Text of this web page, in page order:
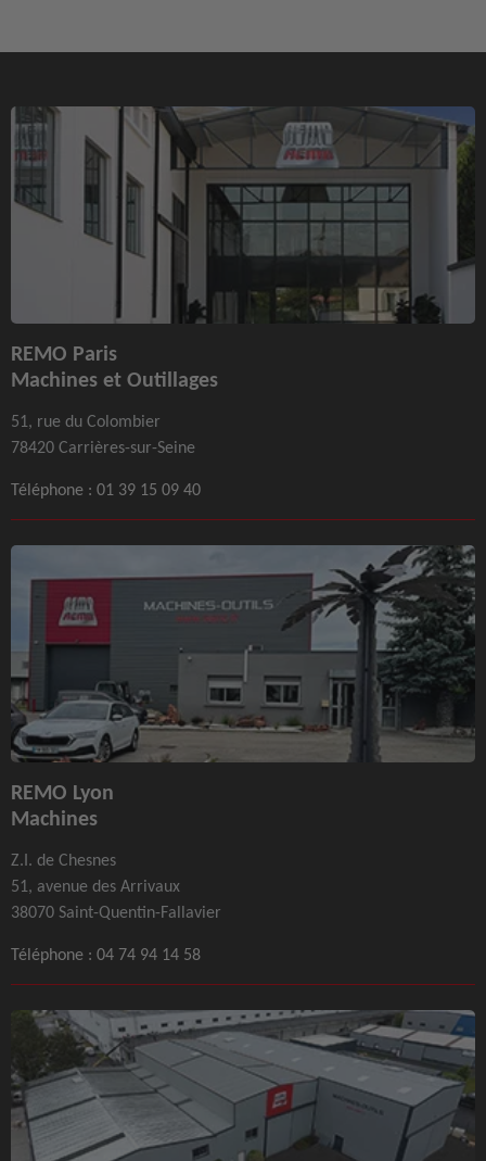
REMO Paris
Machines et Outillages
51, rue du Colombier
78420 Carrières-sur-Seine
Téléphone : 01 39 15 09 40
REMO Lyon
Machines
Z.I. de Chesnes
51, avenue des Arrivaux
38070 Saint-Quentin-Fallavier
Téléphone : 04 74 94 14 58